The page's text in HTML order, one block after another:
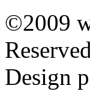
©2009
Design